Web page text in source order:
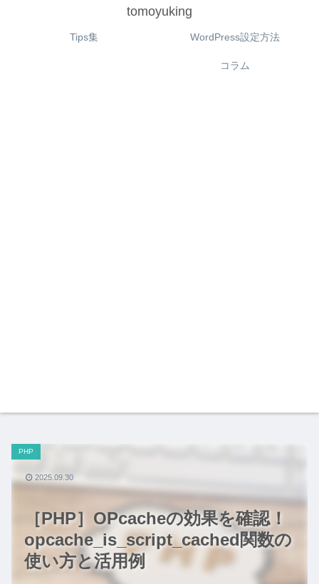
tomoyuking
Tips集 WordPress設定方法
コラム
［PHP］OPcacheの効果を確認！
opcache_is_script_cached関数の
使い方と活用例
PHP
2025.09.30